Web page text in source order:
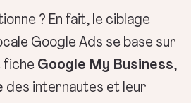
? En fait, le ciblage
Google Ads se base sur
fiche Google My Business,
des internautes et leur